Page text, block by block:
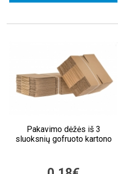
Pakavimo dėžės iš 3
sluoksnių gofruoto kartono